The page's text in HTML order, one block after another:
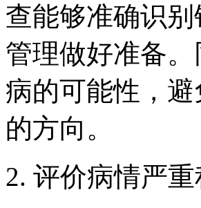
查能够准确识
管理做好准备
病的可能性，
的方向。
2. 评价病情严